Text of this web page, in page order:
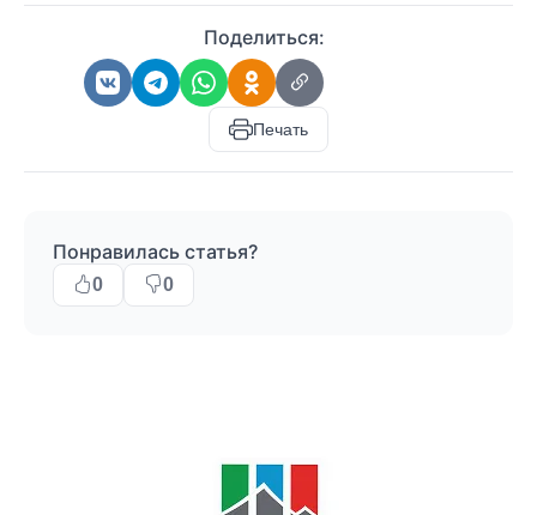
Поделиться:
Печать
Понравилась статья?
0 0